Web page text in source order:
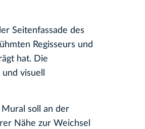
Seitenfassade des
Regisseurs und
hat. Die
visuell
soll an der
Nähe zur Weichsel